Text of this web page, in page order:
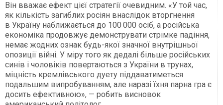
Він вважає ефект цієї стратегії очевидним. «У той час,
як кількість загиблих росіян внаслідок вторгнення
в Україну наближається до 100 000 осіб, а російська
економіка продовжує демонструвати стрімке падіння,
немає жодних ознак будь-якої значної внутрішньої
опозиції війні. У міру того як дедалі більше російських
синів і чоловіків повертаються з України в трунах,
міцність кремлівського дуету піддаватиметься
подальшим випробуванням, але наразі їхня парна гра є
досить ефективною», — робить висновок